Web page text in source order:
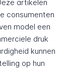
artikelen
consumenten
model een
druk
kunnen
op hun